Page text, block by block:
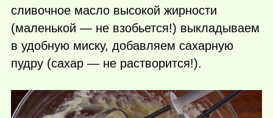
сливочное масло высокой жирности
(маленькой — не взобьется!) выкладываем
в удобную миску, добавляем сахарную
пудру (сахар — не растворится!).